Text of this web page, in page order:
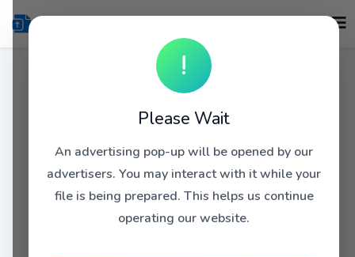
!
Please Wait
An advertising pop-up will be opened by our
advertisers. You may interact with it while your
file is being prepared. This helps us continue
operating our website.